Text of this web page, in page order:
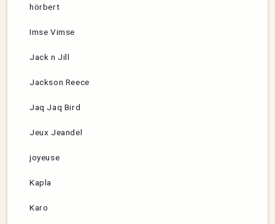
hörbert
Imse Vimse
Jack n Jill
Jackson Reece
Jaq Jaq Bird
Jeux Jeandel
joyeuse
Kapla
Karo